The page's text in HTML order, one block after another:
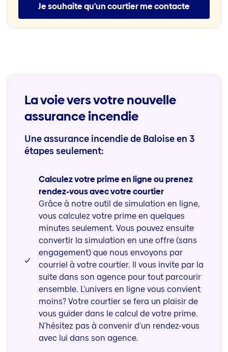
Je souhaite qu'un courtier me contacte
La voie vers votre nouvelle
assurance incendie
Une assurance incendie de Baloise en 3
étapes seulement:
Calculez votre prime en ligne ou prenez
rendez-vous avec votre courtier
Grâce à notre outil de simulation en ligne,
vous calculez votre prime en quelques
minutes seulement. Vous pouvez ensuite
convertir la simulation en une offre (sans
engagement) que nous envoyons par
courriel à votre courtier. Il vous invite par la
suite dans son agence pour tout parcourir
ensemble. L'univers en ligne vous convient
moins? Votre courtier se fera un plaisir de
vous guider dans le calcul de votre prime.
N'hésitez pas à convenir d'un rendez-vous
avec lui dans son agence.